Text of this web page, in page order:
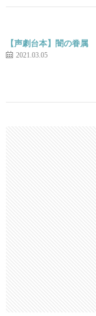
【声劇台本】闇の眷属
2021.03.05